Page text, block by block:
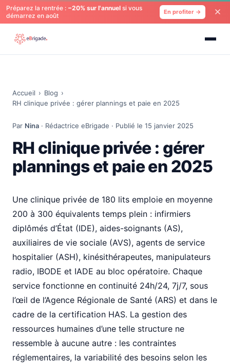
Préparez la rentrée : −20% sur l'annuel si vous
démarrez en août
En profiter →
Accueil › Blog ›
RH clinique privée : gérer plannings et paie en 2025
Par Nina · Rédactrice eBrigade · Publié le 15 janvier 2025
RH clinique privée : gérer
plannings et paie en 2025
Une clinique privée de 180 lits emploie en moyenne
200 à 300 équivalents temps plein : infirmiers
diplômés d’État (IDE), aides-soignants (AS),
auxiliaires de vie sociale (AVS), agents de service
hospitalier (ASH), kinésithérapeutes, manipulateurs
radio, IBODE et IADE au bloc opératoire. Chaque
service fonctionne en continuité 24h/24, 7j/7, sous
l’œil de l’Agence Régionale de Santé (ARS) et dans le
cadre de la certification HAS. La gestion des
ressources humaines d’une telle structure ne
ressemble à aucune autre : les contraintes
réglementaires, la variabilité des besoins selon les